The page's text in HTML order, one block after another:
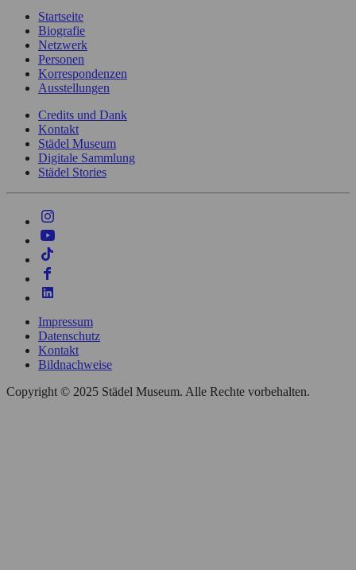
Startseite
Biografie
Netzwerk
Personen
Korrespondenzen
Ausstellungen
Credits und Dank
Kontakt
Städel Museum
Digitale Sammlung
Städel Stories
Impressum
Datenschutz
Kontakt
Bildnachweise
Copyright © 2025 Städel Museum. Alle Rechte vorbehalten.